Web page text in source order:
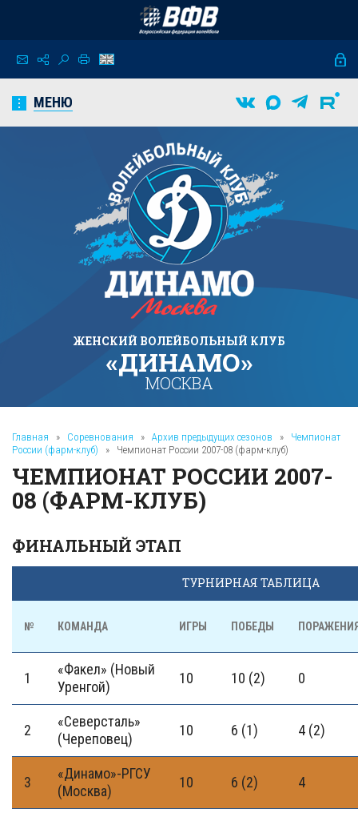
МЕНЮ
ЖЕНСКИЙ ВОЛЕЙБОЛЬНЫЙ КЛУБ
«ДИНАМО»
МОСКВА
Главная » Соревнования » Архив предыдущих сезонов »
Чемпионат
России (фарм-клуб)
» Чемпионат России 2007-08 (фарм-клуб)
ЧЕМПИОНАТ РОССИИ 2007-
08 (ФАРМ-КЛУБ)
ФИНАЛЬНЫЙ ЭТАП
ТУРНИРНАЯ ТАБЛИЦА
№ КОМАНДА ИГРЫ ПОБЕДЫ
1
«Факел» (Новый
Уренгой)
10 10 (2) 0
2
«Северсталь»
(Череповец)
10 6 (1) 4 (2)
3
«Динамо»-РГСУ
(Москва)
10 6 (2) 4